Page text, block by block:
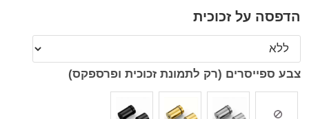
הדפסה על זכוכית
צבע ספייסרים (רק לתמונת זכוכית ופרספקס)